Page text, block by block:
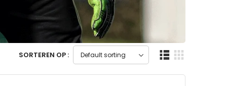
SORTEREN OP :